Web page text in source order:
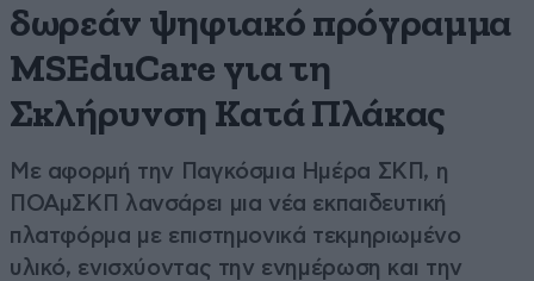
δωρεάν ψηφιακό πρόγραμμα
MSEduCare για τη
Σκλήρυνση Κατά Πλάκας
Με αφορμή την Παγκόσμια Ημέρα ΣΚΠ, η
ΠΟΑμΣΚΠ λανσάρει μια νέα εκπαιδευτική
πλατφόρμα με επιστημονικά τεκμηριωμένο
υλικό, ενισχύοντας την ενημέρωση και την